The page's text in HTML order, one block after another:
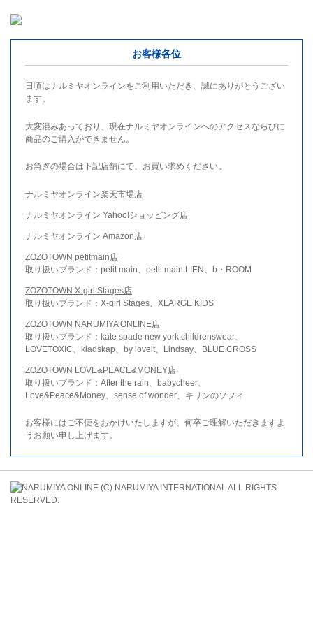
お客様各位
日頃はナルミヤオンラインをご利用いただき、誠にありがとうござい
ます。
大変混みあっており、現在ナルミヤオンラインへのアクセスならびに
商品のご購入ができません。
お急ぎの場合は下記店舗にて、お買い求めください。
ナルミヤオンライン楽天市場店
ナルミヤオンライン Yahoo!ショッピング店
ナルミヤオンライン Amazon店
ZOZOTOWN petitmain店
取り扱いブランド：petit main、petit main LIEN、b・ROOM
ZOZOTOWN X-girl Stages店
取り扱いブランド：X-girl Stages、XLARGE KIDS
ZOZOTOWN NARUMIYA ONLINE店
取り扱いブランド：kate spade new york childrenswear、
LOVETOXIC、kladskap、by loveit、Lindsay、BLUE CROSS
ZOZOTOWN LOVE&PEACE&MONEY店
取り扱いブランド：After the rain、babycheer、
Love&Peace&Money、sense of wonder、キリンのソフィ
お客様にはご不便をおかけいたしますが、何卒ご理解いただきますよ
うお願い申し上げます。